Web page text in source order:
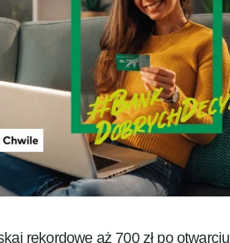
rekordowe aż 700 zł po otwarciu